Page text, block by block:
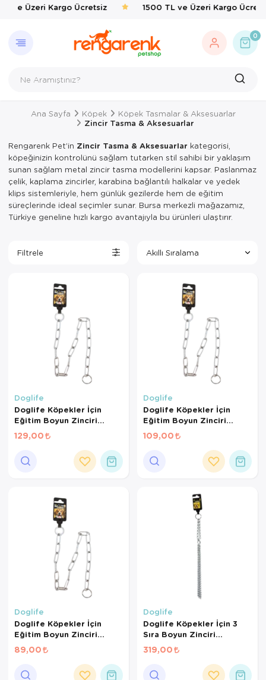
ve Üzeri Kargo Ücretsiz 1500 TL ve Üzeri Kargo
0
GERI DÖN
Kedi
KEDI
Kedi Taşıma
Kedi Kumları
Kedi
Kedi
Kedi
KÖPEK
Kedi
Köpek
Köpek
Köpek
Köpek
KUŞ
Kafes & Yuva
Yem & Kraker
Evcil Hayvan
EVCIL
Kedi Mama &
BALIK
Balık Yemleri
Kaplumbağa
Yemler & Ek
Kemirgen
Bakım &
Çevre
ÇEVRE
Haşere
Ana Sayfa Köpek Köpek Tasmalar & Aksesuarlar
Zincir Tasma & Aksesuarlar
Rengarenk Pet’in Zincir Tasma & Aksesuarlar kategorisi,
köpeğinizin kontrolünü sağlam tutarken stil sahibi bir yaklaşım
sunan sağlam metal zincir tasma modellerini kapsar. Paslanmaz
çelik, kaplama zincirler, karabina bağlantılı halkalar ve yedek
klips sistemleriyle, hem günlük gezilerde hem de eğitim
süreçlerinde ideal seçimler sunar. Bursa merkezli mağazamız,
Türkiye geneline hızlı kargo avantajıyla bu ürünleri ulaştırır.
Filtrele
Doglife
Doglife Köpekler İçin
Eğitim Boyun Zinciri
5,00Mmx80Cm
129,00
Doglife
Doglife Köpekler İçin
Eğitim Boyun Zinciri
4,00Mmx70Cm
109,00
Doglife
Doglife Köpekler İçin
Eğitim Boyun Zinciri
3,00Mmx60Cm
89,00
Doglife
Doglife Köpekler İçin 3
Sıra Boyun Zinciri
3,0Mmx70Cm
319,00